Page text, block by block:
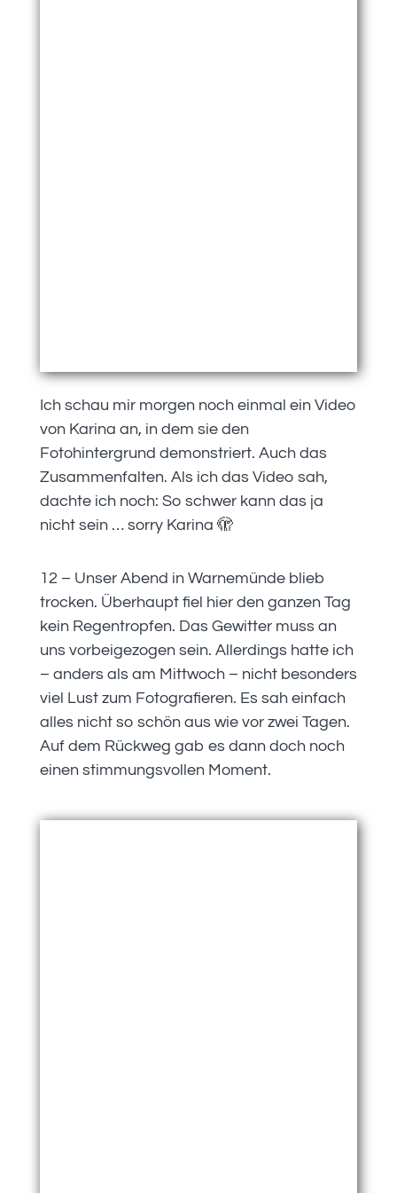
Ich schau mir morgen noch einmal ein Video
von Karina an, in dem sie den
Fotohintergrund demonstriert. Auch das
Zusammenfalten. Als ich das Video sah,
dachte ich noch: So schwer kann das ja
nicht sein … sorry Karina 🫣
12 – Unser Abend in Warnemünde blieb
trocken. Überhaupt fiel hier den ganzen Tag
kein Regentropfen. Das Gewitter muss an
uns vorbeigezogen sein. Allerdings hatte ich
– anders als am Mittwoch – nicht besonders
viel Lust zum Fotografieren. Es sah einfach
alles nicht so schön aus wie vor zwei Tagen.
Auf dem Rückweg gab es dann doch noch
einen stimmungsvollen Moment.